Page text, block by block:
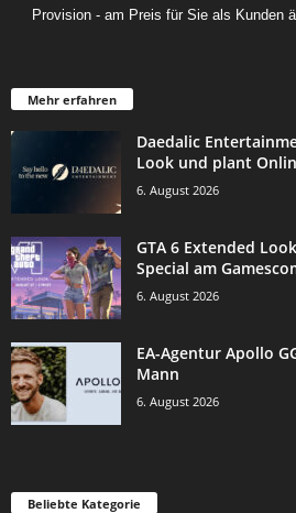
Provision - am Preis für Sie als Kunden
Mehr erfahren
Daedalic
Look und plant
6. August 2026
GTA 6 Extended
Special am
6. August 2026
EA-Agentur Apollo
Mann
6. August 2026
Beliebte Kategorie